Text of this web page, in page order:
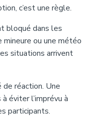
c’est une règle.
bloqué dans les
ou une météo
situations arrivent
de réaction. Une
éviter l’imprévu à
participants.